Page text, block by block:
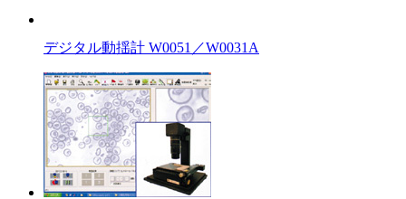
デジタル動揺計 W0051／W0031A